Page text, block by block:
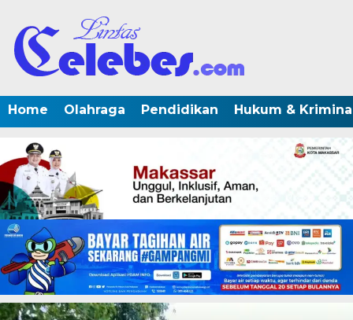
Home Olahraga Pendidikan Hukum &